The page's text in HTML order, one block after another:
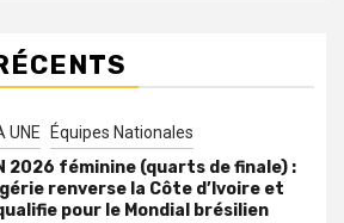
UNE Équipes Nationales
2026 féminine (quarts de finale) :
renverse la Côte d’Ivoire et
pour le Mondial brésilien